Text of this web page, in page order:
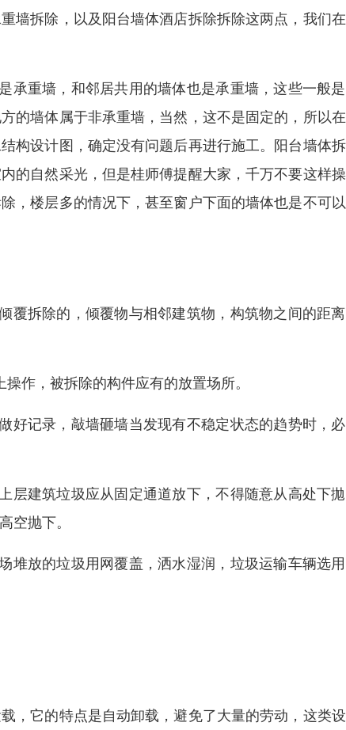
墙拆除，以及阳台墙体酒店拆除拆除这两点，我们
承重墙，和邻居共用的墙体也是承重墙，这些一般
的墙体属于非承重墙，当然，这不是固定的，所以
构设计图，确定没有问题后再进行施工。阳台墙体
的自然采光，但是桂师傅提醒大家，千万不要这样
，楼层多的情况下，甚至窗户下面的墙体也是不可
覆拆除的，倾覆物与相邻建筑物，构筑物之间的距
作，被拆除的构件应有的放置场所。
好记录，敲墙砸墙当发现有不稳定状态的趋势时，
层建筑垃圾应从固定通道放下，不得随意从高处下
空抛下。
堆放的垃圾用网覆盖，洒水湿润，垃圾运输车辆选
，它的特点是自动卸载，避免了大量的劳动，这类